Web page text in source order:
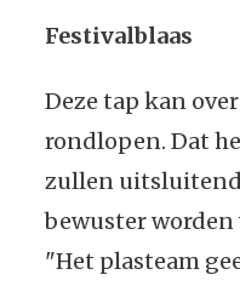
Festivalblaas
Deze tap kan
rondlopen. Dat
zullen uitsluitend
bewuster worden
"Het plasteam